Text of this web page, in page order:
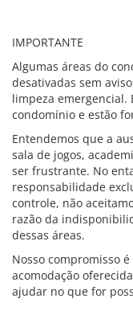
IMPORTANTE
Algumas áreas do
desativadas sem
limpeza emergencial.
condomínio e estão
Entendemos que a
sala de jogos,
ser frustrante. No
responsabilidade
controle, não
razão da
dessas áreas.
Nosso compromisso
acomodação
ajudar no que for